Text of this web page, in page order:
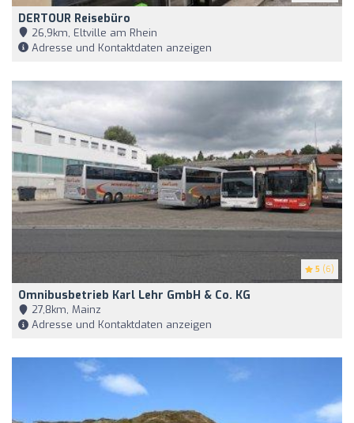
DERTOUR Reisebüro
26,9km, Eltville am Rhein
Adresse und Kontaktdaten anzeigen
5 (6)
Omnibusbetrieb Karl Lehr GmbH & Co. KG
27,8km, Mainz
Adresse und Kontaktdaten anzeigen